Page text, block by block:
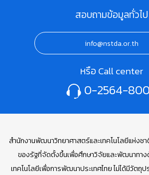
สอบถามข้อมูลทั่วไป
info@nstda.or.th
หรือ Call center
0-2564-
สำนักงานพัฒนาวิทยาศาสตร์และเทคโนโลยีแห่งช
ของรัฐที่จัดตั้งขึ้นเพื่อศึกษาวิจัยและพัฒนาทาง
เทคโนโลยีเพื่อการพัฒนาประเทศไทย ไม่ได้มีวัตถุป